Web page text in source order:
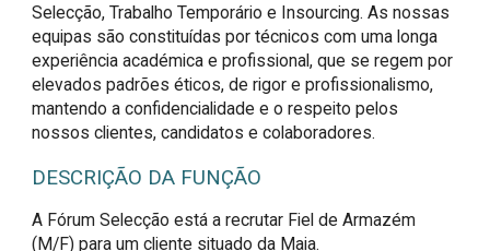
Selecção, Trabalho Temporário e Insourcing. As nossas
equipas são constituídas por técnicos com uma longa
experiência académica e profissional, que se regem por
elevados padrões éticos, de rigor e profissionalismo,
mantendo a confidencialidade e o respeito pelos
nossos clientes, candidatos e colaboradores.
DESCRIÇÃO DA FUNÇÃO
A Fórum Selecção está a recrutar Fiel de Armazém
(M/F) para um cliente situado da Maia.